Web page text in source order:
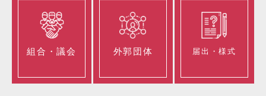
組合・議会 外郭団体 届出・様式